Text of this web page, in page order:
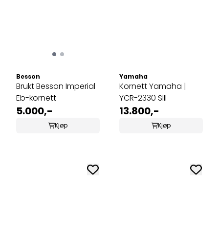
Besson
Brukt Besson Imperial
Eb-kornett
5.000,-
Kjøp
Yamaha
Kornett Yamaha |
YCR-2330 SIII
13.800,-
Kjøp